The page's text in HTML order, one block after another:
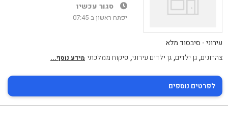
סגור עכשיו
יפתח ראשון ב-07:45
עירוני - סיבסוד מלא
צהרונים,גן ילדים,גן ילדים עירוני, פיקוח ממלכתי מידע נוסף...
לפרטים נוספים